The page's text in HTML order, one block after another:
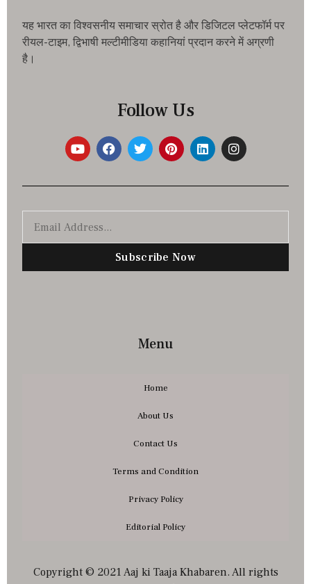
यह भारत का विश्वसनीय समाचार स्रोत है और डिजिटल प्लेटफॉर्म पर
रीयल-टाइम, द्विभाषी मल्टीमीडिया कहानियां प्रदान करने में अग्रणी
है।
Follow Us
Subscribe Now
Menu
Home
About Us
Contact Us
Terms and Condition
Privacy Policy
Editorial Policy
Copyright © 2021 Aaj ki Taaja Khabaren. All rights